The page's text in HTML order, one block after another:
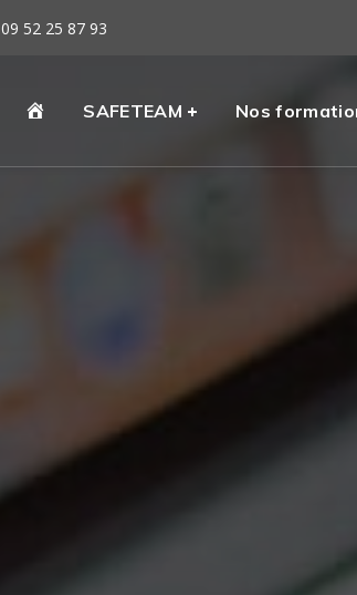
09 52 25 87 93
AccueilSAFETEAM Nos